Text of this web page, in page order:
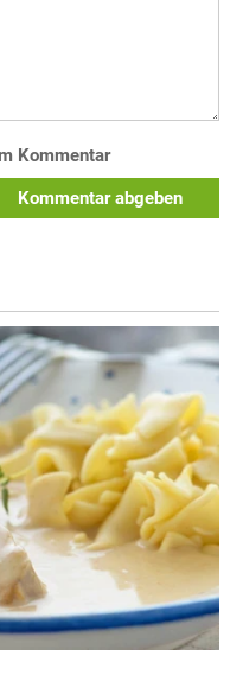
Kommentar
Kommentar abgeben